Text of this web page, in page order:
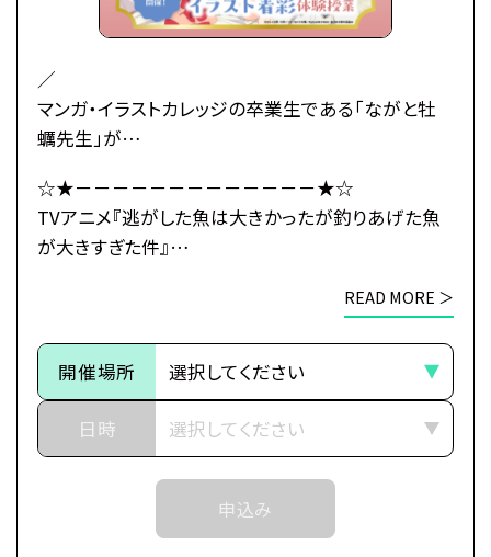
活の行方とは…！？
武闘派令嬢のドタバタラブコメディ開幕！
●注意事項
※定員数は校舎毎に異なります。
そのため、ご予約状況により、
抽選等の対応をさせていただく場合がございます。
それまでは予約完了しておりませんので
予めご了承ください。
※中学生以上の方が対象となります。
／
マンガ・イラストカレッジの卒業生である「ながと牡
蠣先生」が
TVアニメ『逃がした魚は大きかったが釣りあげた魚
が大きすぎた件』とタイアップ！
＼
本格的なイラスト着彩授業をプロ講師が丁寧にサポ
ートします。
☆★－－－－－－－－－－－－－★☆
TVアニメ『逃がした魚は大きかったが釣りあげた魚
が大きすぎた件』
■作品紹介
「……それはいきなりの婚約破棄で幕を開けた」
武道の名家であるアンノヴァッツィ公爵家の令嬢マリ
末っ子ながらに「武術の才能」を見出され、跡取りと
READ MORE ＞
開催場所
日時
申込み